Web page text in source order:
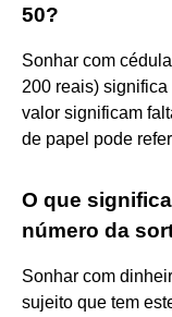
50?
Sonhar com
200 reais)
valor significam
de papel pode
O que
número da
Sonhar com
sujeito que tem